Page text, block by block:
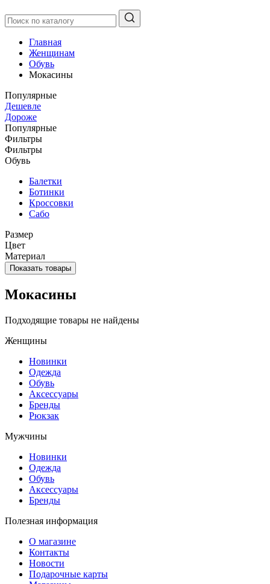
Главная
Женщинам
Обувь
Мокасины
Популярные
Дешевле
Дороже
Популярные
Фильтры
Фильтры
Обувь
Балетки
Ботинки
Кроссовки
Сабо
Размер
Цвет
Материал
Показать товары
Мокасины
Подходящие товары не найдены
Женщины
Новинки
Одежда
Обувь
Аксессуары
Бренды
Рюкзак
Мужчины
Новинки
Одежда
Обувь
Аксессуары
Бренды
Полезная информация
О магазине
Контакты
Новости
Подарочные карты